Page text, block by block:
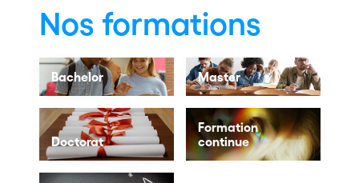
Nos formations
Bachelor Master
Doctorat
Formation
continue